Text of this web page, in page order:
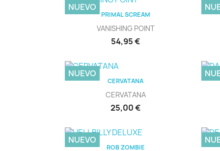
Vista rápida
PRIMAL SCREAM
VANISHING POINT
Precio
54,95 €
NUEVO
Vista rápida
CERVATANA
CERVATANA
Precio
25,00 €
NUEVO
Vista rápida
ROB ZOMBIE
NUEVO